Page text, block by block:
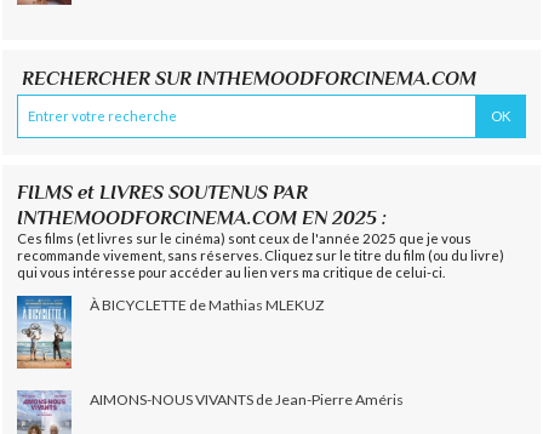
RECHERCHER SUR INTHEMOODFORCINEMA.COM
FILMS et LIVRES SOUTENUS PAR
INTHEMOODFORCINEMA.COM EN 2025 :
Ces films (et livres sur le cinéma) sont ceux de l'année 2025 que je vous
recommande vivement, sans réserves. Cliquez sur le titre du film (ou du livre)
qui vous intéresse pour accéder au lien vers ma critique de celui-ci.
À BICYCLETTE de Mathias MLEKUZ
AIMONS-NOUS VIVANTS de Jean-Pierre Améris